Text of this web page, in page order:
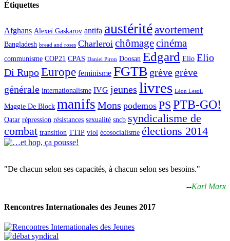
Étiquettes
Afghans Alexeï Gaskarov antifa austéritéavortement
Bangladesh bread and roses Charleroi chômagecinéma
communisme COP21 CPAS Daniel Piron Doosan Edgard Elio Elio
Di RupoEurope feminisme FGTB grève grève
générale internationalisme IVG jeunes livres Léon Lesoil
Maggie De Block manifs Mons podemos PS PTB-GO!
Qatar répression résistances sexualité sncb syndicalisme de
combat transition TTIP viol écosocialisme élections 2014
"De chacun selon ses capacités, à chacun selon ses besoins."
--Karl Marx
Rencontres Internationales des Jeunes 2017